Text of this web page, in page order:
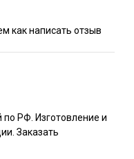
как написать отзыв
по РФ. Изготовление и
Заказать